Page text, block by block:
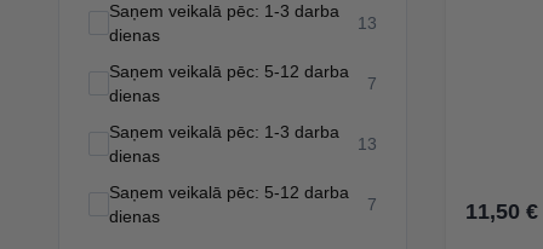
Saņem veikalā pēc: 1-3 darba
dienas
13
Saņem veikalā pēc: 5-12 darba
dienas
7
Saņem veikalā pēc: 1-3 darba
dienas
13
Saņem veikalā pēc: 5-12 darba
dienas
7 products available
11,50 €